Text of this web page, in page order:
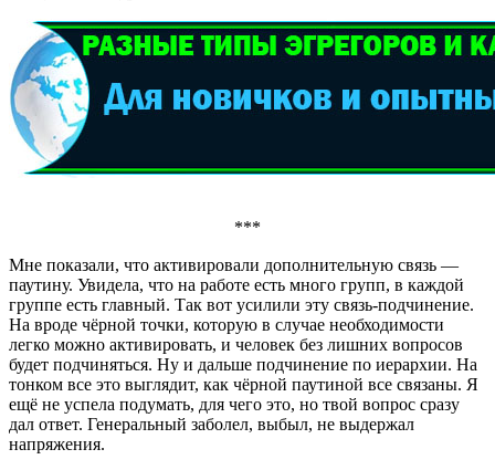
***
Мне показали, что активировали дополнительную связь —
паутину. Увидела, что на работе есть много групп, в каждой
группе есть главный. Так вот усилили эту связь-подчинение.
На вроде чёрной точки, которую в случае необходимости
легко можно активировать, и человек без лишних вопросов
будет подчиняться. Ну и дальше подчинение по иерархии. На
тонком все это выглядит, как чёрной паутиной все связаны. Я
ещё не успела подумать, для чего это, но твой вопрос сразу
дал ответ. Генеральный заболел, выбыл, не выдержал
напряжения.